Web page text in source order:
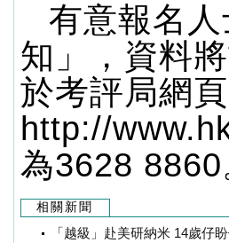
有意報名
知」，資料
於考評局網頁
http://
為3628 8860
相關新聞
「越級」赴美研納米 14歲仔